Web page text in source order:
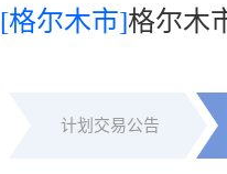
[格尔木市]格尔木
计划交易公告